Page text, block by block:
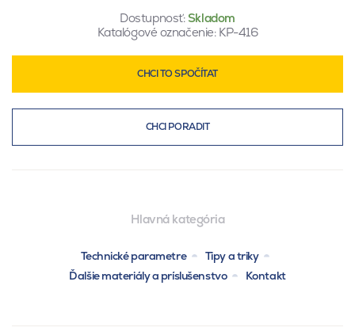
Dostupnosť:Skladom
Katalógové označenie: KP-416
CHCI TO SPOČÍTAT
CHCI PORADIT
Hlavná kategória
Technické parametre
Tipy a triky
Ďalšie materiály a príslušenstvo
Kontakt